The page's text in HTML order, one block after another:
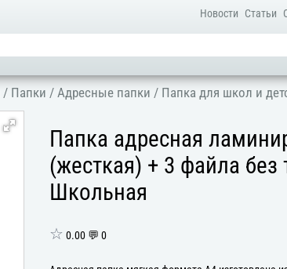
Новости Статьи
/ Папки /Адресные папки / Папка для школ и
Папка адресная
(жесткая) + 3 файла без
Школьная
☆ 0.00 💬 0